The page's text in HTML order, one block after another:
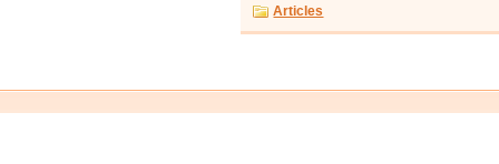
Articles